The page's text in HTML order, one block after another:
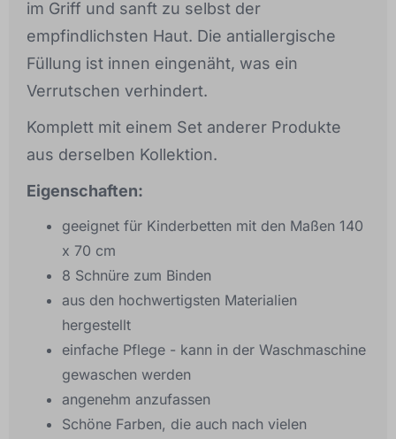
im Griff und sanft zu selbst der
empfindlichsten Haut. Die antiallergische
Füllung ist innen eingenäht, was ein
Verrutschen verhindert.
Komplett mit einem Set anderer Produkte
aus derselben Kollektion.
Eigenschaften:
geeignet für Kinderbetten mit den Maßen 140
x 70 cm
8 Schnüre zum Binden
aus den hochwertigsten Materialien
hergestellt
einfache Pflege - kann in der Waschmaschine
gewaschen werden
angenehm anzufassen
Schöne Farben, die auch nach vielen